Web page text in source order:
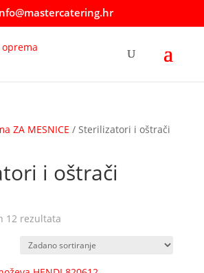
ZA MESNICE / Sterilizatori i oštrači
i oštrači
12 rezultata